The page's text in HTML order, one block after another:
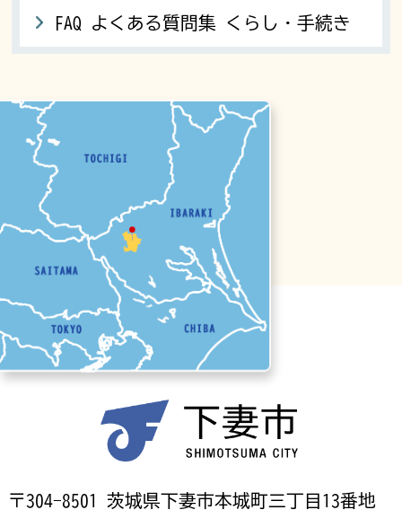
FAQ よくある質問集 くらし・手続き
〒304-8501 茨城県下妻市本城町三丁目13番地